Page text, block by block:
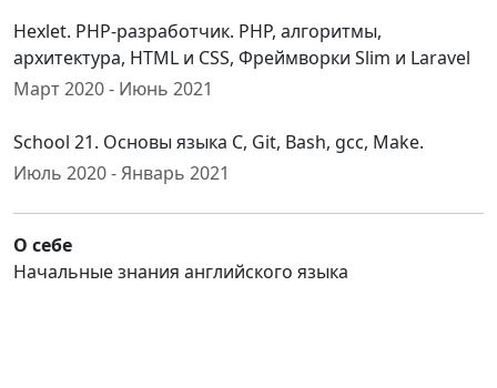
Hexlet. PHP-разработчик. PHP, алгоритмы,
архитектура, HTML и CSS, Фреймворки Slim и Laravel
Март 2020 - Июнь 2021
School 21. Основы языка С, Git, Bash, gcc, Make.
Июль 2020 - Январь 2021
О себе
Начальные знания английского языка